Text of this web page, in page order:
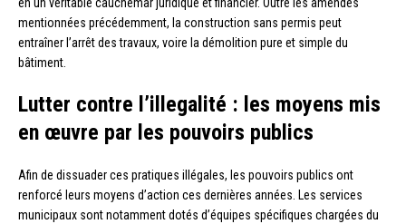
mentionnées précédemment, la construction sans permis peut
entraîner l’arrêt des travaux, voire la démolition pure et simple du
bâtiment.
Lutter contre l’illegalité : les moyens mis
en œuvre par les pouvoirs publics
Afin de dissuader ces pratiques illégales, les pouvoirs publics ont
renforcé leurs moyens d’action ces dernières années. Les services
municipaux sont notamment dotés d’équipes spécifiques chargées du